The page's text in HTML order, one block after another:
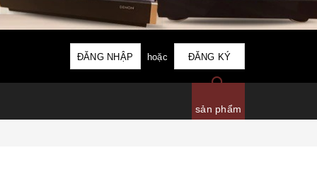
ĐĂNG NHẬP hoặc ĐĂNG KÝ
sản phẩm